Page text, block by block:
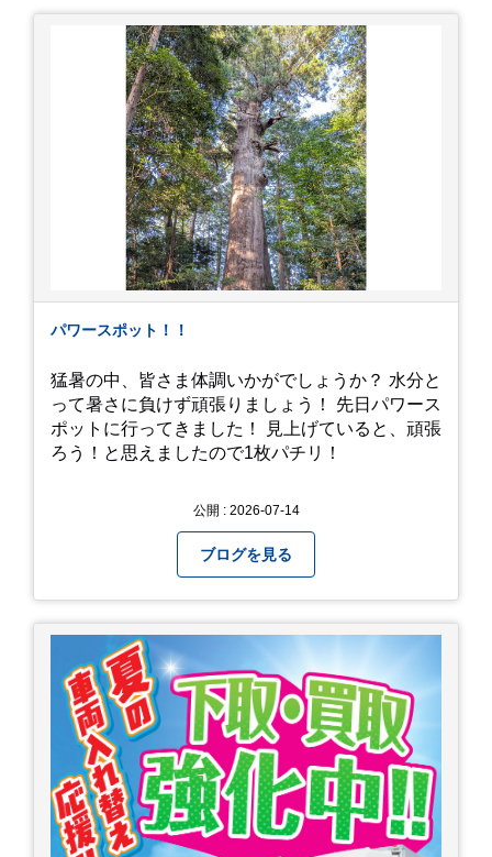
す。 非常に暑苦しいのでご観覧される方は、ご注
意くださいませ。 では、熱中症に気を付けて、お
過ごしください。
https://youtu.be/QWVP8qzpsUE
パワースポット！！
猛暑の中、皆さま体調いかがでしょうか？ 水分と
って暑さに負けず頑張りましょう！ 先日パワース
ポットに行ってきました！ 見上げていると、頑張
ろう！と思えましたので1枚パチリ！
公開 : 2026-07-14
ブログを見る